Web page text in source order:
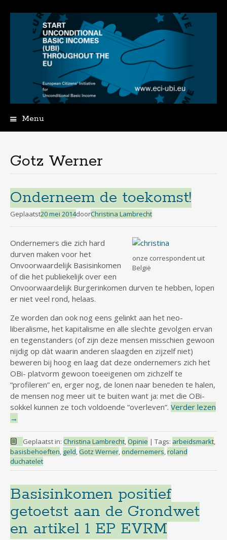
Menu
inhoud
Gotz Werner
Onderneem de toekomst!
Geplaatst20 mei 2014doorChristina Lambrecht
onze correspondent uit
België
Ondernemers die zich hard
durven maken voor het
Onvoorwaardelijk Basisinkomen
of die het publiekelijk over een
Onvoorwaardelijk Burgerinkomen durven te hebben, lopen
er niet veel rond, helaas.
Ze worden dan ook nog eens gelinkt aan het neo-
liberalisme, het kapitalisme en alle slechte gevolgen ervan
en tegenstanders (of zijn deze mensen misschien gewoon
nijdig op dàt waarin anderen slaagden en zijzelf niet)
beweren bij hoog en laag dat deze ondernemers zich het
OBi- platvorm gewoon toeeigenen om zichzelf te
“profileren” en, erger nog, de lonen naar beneden te halen,
de mensen nog meer uit te buiten want ja: met die OBi-
sokkel kunnen ze toch voldoende “overleven”. Verder lezen
→
Geplaatst in: Christina Lambrecht, Opinie | Tags: arbeidsmarkt,
basisbehoeften, geld, Gotz Werner, ondernemers,roland
duchatelet
Basisinkomen positief
getoetst aan de Grondwet
en artikel 1 EP EVRM